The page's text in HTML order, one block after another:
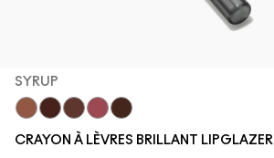
SYRUP
Cool SpiceMACchiato
Syrup
CRAYON À LÈVRES BRILLANT LIPGLAZER